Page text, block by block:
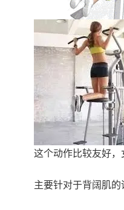
这个动作比较友好，
主要针对于背阔肌的